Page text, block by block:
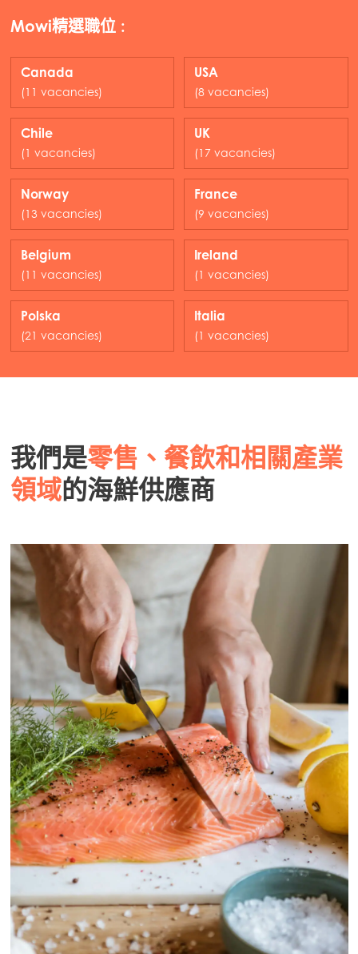
Mowi Global
Asia
Mowi China
Mowi Japan
Mowi Korea
Mowi TaiwanACTIVE
Europe
Mowi Belgium (FR)
Mowi Belgium (NL)
Mowi精選職位 :
Canada
(11 vacancies)
USA
(8 vacancies)
Chile
(1 vacancies)
UK
(17 vacancies)
Norway
(13 vacancies)
France
(9 vacancies)
Belgium
(11 vacancies)
Ireland
(1 vacancies)
Polska
(21 vacancies)
Italia
(1 vacancies)
我們是零售、餐飲和相關產業
領域的海鮮供應商